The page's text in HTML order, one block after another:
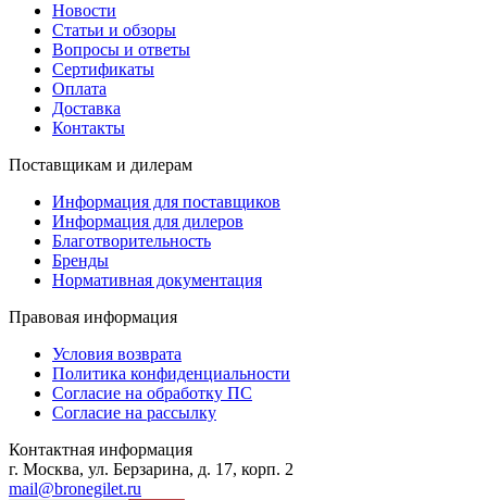
Новости
Статьи и обзоры
Вопросы и ответы
Сертификаты
Оплата
Доставка
Контакты
Поставщикам и дилерам
Информация для поставщиков
Информация для дилеров
Благотворительность
Бренды
Нормативная документация
Правовая информация
Условия возврата
Политика конфиденциальности
Согласие на обработку ПС
Согласие на рассылку
Контактная информация
г. Москва, ул. Берзарина, д. 17, корп. 2
mail@bronegilet.ru